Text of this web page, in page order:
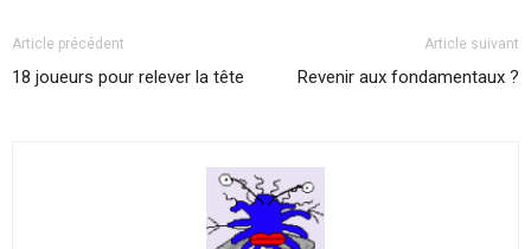
Article précédent
18 joueurs pour relever la tête
Article suivant
Revenir aux fondamentaux ?